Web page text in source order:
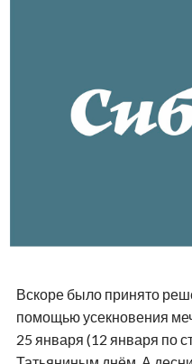
Вскоре было принято
помощью усекновения
25 января (12 января по